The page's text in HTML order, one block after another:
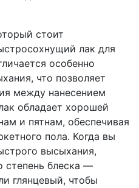
стоит
лак для
особенно
что позволяет
между нанесением
обладает хорошей
и пятнам, обеспечивая
пола. Когда вы
высыхания,
степень блеска —
глянцевый, чтобы